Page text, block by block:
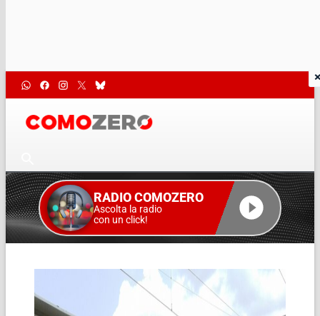
RADIO COMOZERO
Ascolta la radio
con un click!